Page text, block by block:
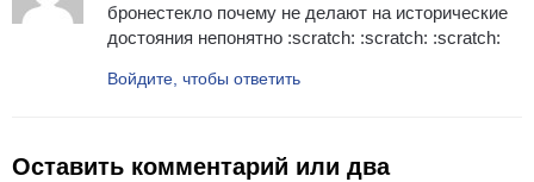
бронестекло почему не делают на исторические
достояния непонятно :scratch: :scratch: :scratch:
Войдите, чтобы ответить
Оставить комментарий или два